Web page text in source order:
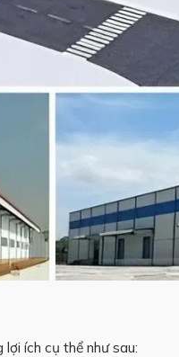
ích cụ thể như sau: